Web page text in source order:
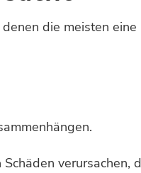
die meisten
verursachen,